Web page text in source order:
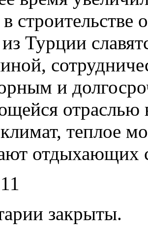
строительстве
Турции
и
отраслью
теплое
отдыхающих
закрыты.